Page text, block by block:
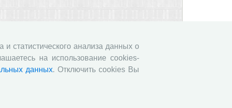
и статистического анализа данных о
на использование cookies-
данных. Отключить cookies Вы